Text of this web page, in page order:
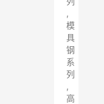
,
模
具
钢
系
列
,
高